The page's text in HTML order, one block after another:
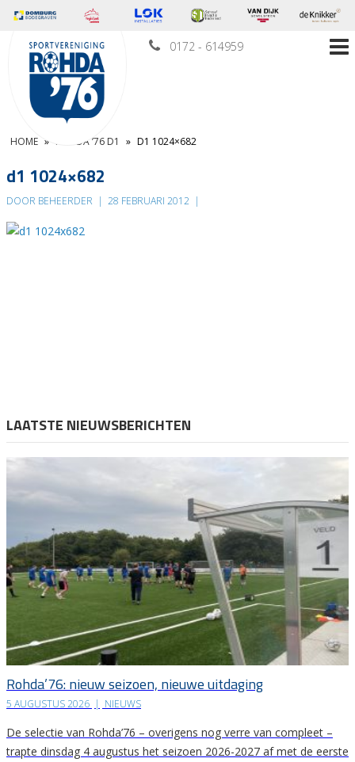
0172 - 614959
HOME » ROHDA ’76 D1 » D1 1024×682
d1 1024×682
DOOR BEHEERDER | 28 FEBRUARI 2012 |
LAATSTE NIEUWSBERICHTEN
Rohda’76: nieuw seizoen, nieuwe uitdaging
5 AUGUSTUS 2026 | NIEUWS
De selectie van Rohda’76 – overigens nog verre van compleet –
trapte dinsdag 4 augustus het seizoen 2026-2027 af met de eerste